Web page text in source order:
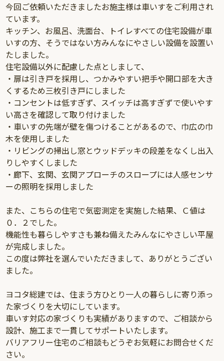
今回ご依頼いただきましたお施主様は車いすをご利用され
ています。
キッチン、お風呂、洗面台、トイレすべての住宅設備が車
いすの方、そうではない方みんなにやさしい設備を設置い
たしました。
住宅設備以外に配慮した点としまして、
・扉は引き戸を採用し、つかみやすい把手や開口部を大き
くするため三枚引き戸にしました
・コンセントは低すぎず、スイッチは高すぎずで使いやす
い高さを確認して取り付けました
・車いすの先端が壁を傷つけることがあるので、巾広の巾
木を使用しました
・リビングの掃出し窓とウッドデッキの段差をなくし出入
りしやすくしました
・廊下、玄関、玄関アプローチのスロープには人感センサ
ーの照明を採用しました
また、こちらの住宅で気密測定を実施した結果、Ｃ値は
０．２でした。
機能性も暮らしやすさも兼ね備えたみんなにやさしい平屋
が完成しました。
この度は弊社を選んでいただきまして、ありがとうござい
ました。
ヨコタ総建では、住まう方ひとり一人の暮らしに寄り添っ
た家づくりを大切にしています。
車いす対応の家づくりも実績がありますので、ご相談から
設計、施工まで一貫してサポートいたします。
バリアフリー住宅のご相談もどうぞお気軽にお問合せくだ
さい。